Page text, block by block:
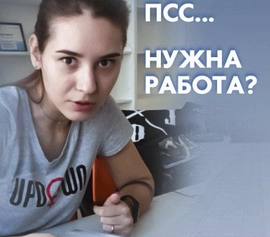
В КубГУ назвали географию иностранных
студентов